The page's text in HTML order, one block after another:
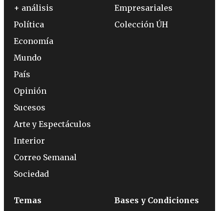
+ análisis
Política
Economía
Mundo
País
Opinión
Sucesos
Arte y Espectáculos
Interior
Correo Semanal
Sociedad
Empresariales
Colección ÚH
Temas Bases y Condiciones